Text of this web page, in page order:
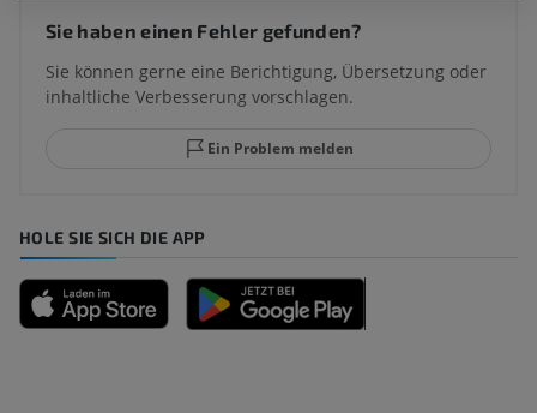
Sie haben einen Fehler gefunden?
Sie können gerne eine Berichtigung, Übersetzung oder
inhaltliche Verbesserung vorschlagen.
Ein Problem melden
HOLE SIE SICH DIE APP